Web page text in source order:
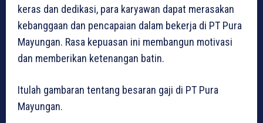
keras dan dedikasi, para karyawan dapat merasakan
kebanggaan dan pencapaian dalam bekerja di PT Pura
Mayungan. Rasa kepuasan ini membangun motivasi
dan memberikan ketenangan batin.
Itulah gambaran tentang besaran gaji di PT Pura
Mayungan.